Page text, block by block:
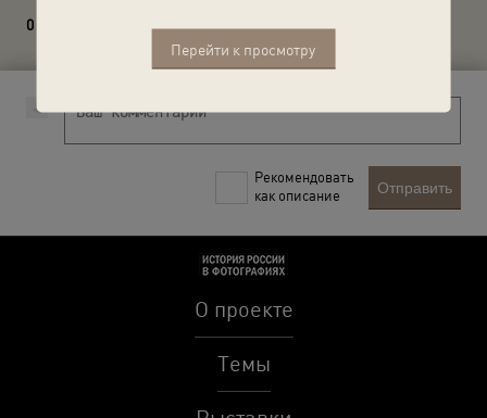
Перейти к просмотру
0 комментариев
Рекомендовать
как описание
Отправить
О проекте
Темы